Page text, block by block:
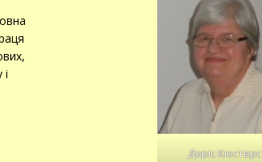
Доріс Кюстерс